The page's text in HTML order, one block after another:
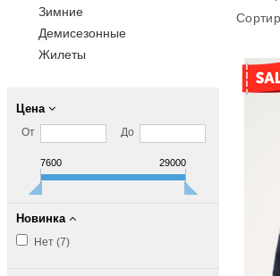
Зимние
Демисезонные
Жилеты
Цена
От До
7600 29000
Новинка
Нет (7)